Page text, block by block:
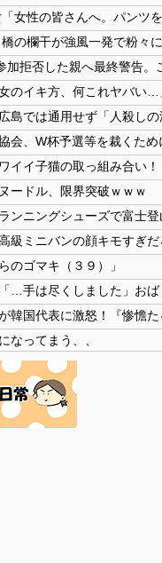
イイ子猫の取っ組み合い！
ードル、限界突破ｗｗｗ
級ミニバンの顔キモすぎ
のゴマキ（３９）」
「…手は尽くしました」お
なってまう、、